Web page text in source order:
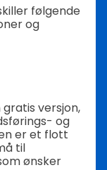
følgende
og
versjon,
og
er et flott
til
ønsker